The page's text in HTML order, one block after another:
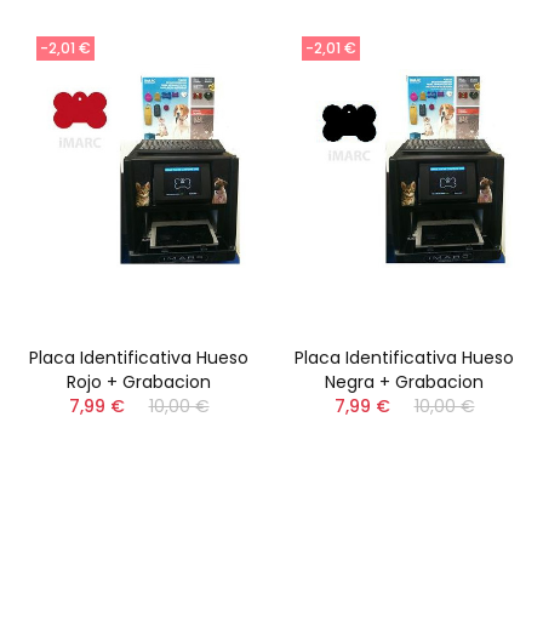
-2,01 €
Placa Identificativa Hueso
Rojo + Grabacion
7,99 €
10,00 €
-2,01 €
Placa Identificativa Hueso
Negra + Grabacion
7,99 €
10,00 €